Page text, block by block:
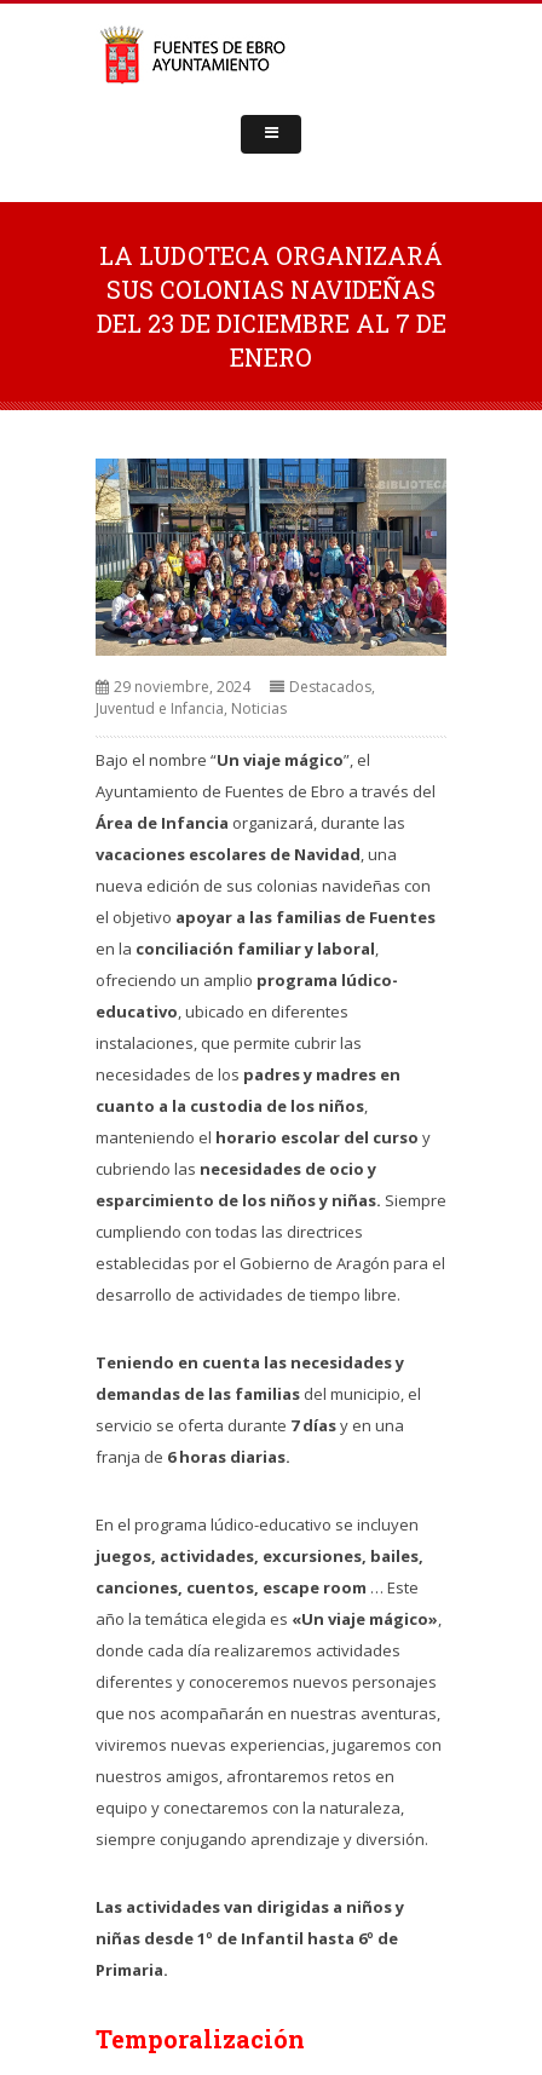
LA LUDOTECA ORGANIZARÁ
SUS COLONIAS NAVIDEÑAS
DEL 23 DE DICIEMBRE AL 7 DE
ENERO
29 noviembre, 2024 Destacados,
Juventud e Infancia, Noticias
Bajo el nombre “Un viaje mágico”, el
Ayuntamiento de Fuentes de Ebro a través del
Área de Infancia organizará, durante las
vacaciones escolares de Navidad, una
nueva edición de sus colonias navideñas con
el objetivo apoyar a las familias de Fuentes
en la conciliación familiar y laboral,
ofreciendo un amplio programa lúdico-
educativo, ubicado en diferentes
instalaciones, que permite cubrir las
necesidades de los padres y madres en
cuanto a la custodia de los niños,
manteniendo el horario escolar del curso y
cubriendo las necesidades de ocio y
esparcimiento de los niños y niñas. Siempre
cumpliendo con todas las directrices
establecidas por el Gobierno de Aragón para el
desarrollo de actividades de tiempo libre.
Teniendo en cuenta las necesidades y
demandas de las familias del municipio, el
servicio se oferta durante 7 díasy en una
franja de 6 horas diarias.
En el programa lúdico-educativo se incluyen
juegos, actividades, excursiones, bailes,
canciones, cuentos, escape room … Este
año la temática elegida es «Un viaje mágico»,
donde cada día realizaremos actividades
diferentes y conoceremos nuevos personajes
que nos acompañarán en nuestras aventuras,
viviremos nuevas experiencias, jugaremos con
nuestros amigos, afrontaremos retos en
equipo y conectaremos con la naturaleza,
siempre conjugando aprendizaje y diversión.
Las actividades van dirigidas a niños y
niñas desde 1º de Infantil hasta 6º de
Primaria.
Temporalización